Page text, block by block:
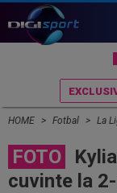
HOME Fotbal La
FOTO
cuvinte la